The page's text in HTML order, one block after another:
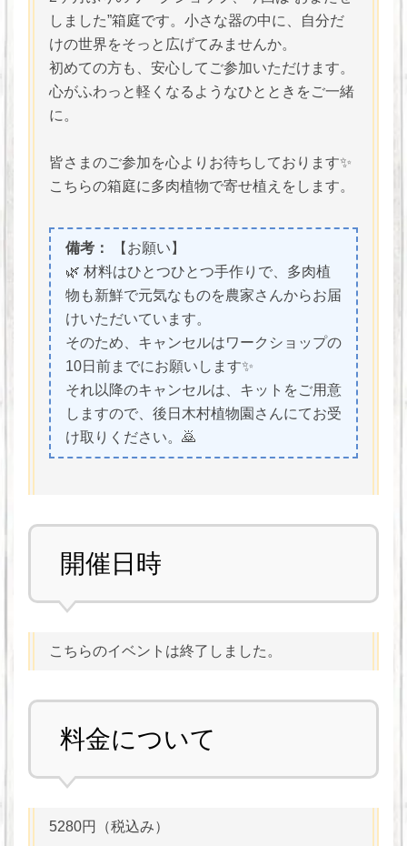
しました”箱庭です。小さな器の中に、自分だ
けの世界をそっと広げてみませんか。
初めての方も、安心してご参加いただけます。
心がふわっと軽くなるようなひとときをご一緒
に。
皆さまのご参加を心よりお待ちしております✨
こちらの箱庭に多肉植物で寄せ植えをします。
備考：
【お願い】
🌿 材料はひとつひとつ手作りで、多肉植
物も新鮮で元気なものを農家さんからお届
けいただいています。
そのため、キャンセルはワークショップの
10日前までにお願いします✨
それ以降のキャンセルは、キットをご用意
しますので、後日木村植物園さんにてお受
け取りください。🙇
開催日時
こちらのイベントは終了しました。
料金について
5280円（税込み）